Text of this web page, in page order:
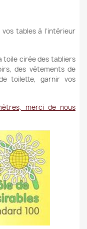
tables à l’intérieur
toile cirée des tabliers
des vêtements de
toilette, garnir vos
merci de nous